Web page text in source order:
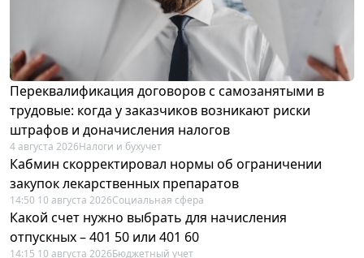
Переквалификация договоров с самозанятыми в
трудовые: когда у заказчиков возникают риски
штрафов и доначисления налогов
4 августа 2026Налоги и бухучет
Кабмин скорректировал нормы об ограничении
закупок лекарственных препаратов
14:50 10 августа 2026Социальная сфера
Какой счет нужно выбрать для начисления
отпускных – 401 50 или 401 60
14:15 10 августа 2026Бюджетный учет